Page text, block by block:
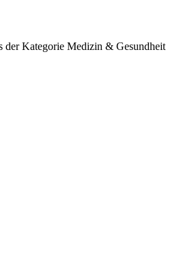
der Kategorie Medizin & Gesundheit